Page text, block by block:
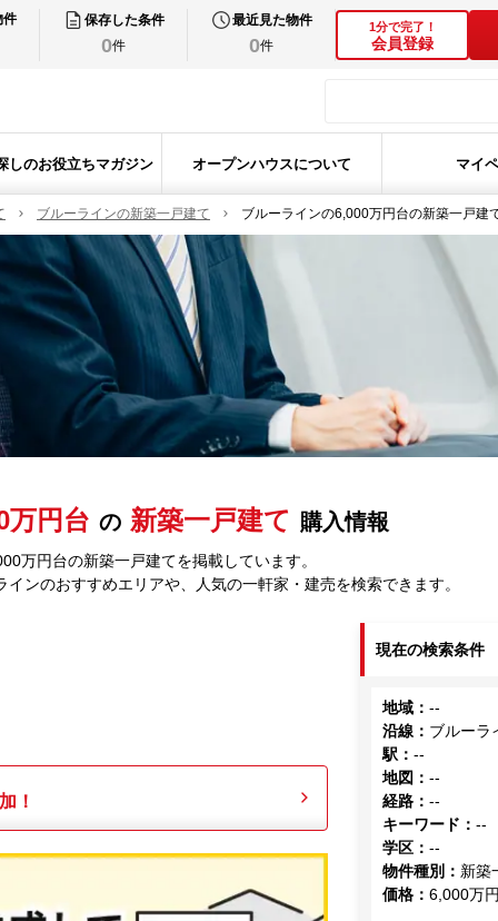
件 保存した条件
0件
最近見た物件
0件
1分で完了！
会員登録
しのお役立ちマガジン オープンハウスについて マイ
ブルーラインの新築一戸建て ブルーラインの6,000万円台の新築一戸建
万円台 の 新築一戸建て 購入情報
万円台の新築一戸建てを掲載しています。
ンのおすすめエリアや、人気の一軒家・建売を検索できます。
！
現在の検索条件
地域 ：--
沿線 ： ブルーラ
駅 ：--
地図 ：--
経路 ：--
キーワード ：--
学区 ：--
物件種別 ： 新築
価格 ：6,000万